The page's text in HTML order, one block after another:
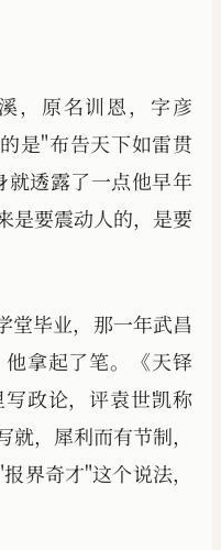
，原名训恩，字彦
是"布告天下如雷贯
透露了一点他早年
是要震动人的，是要
堂毕业，那一年武昌
拿起了笔。《天铎
政论，评袁世凯称
，犀利而有节制，
界奇才"这个说法，